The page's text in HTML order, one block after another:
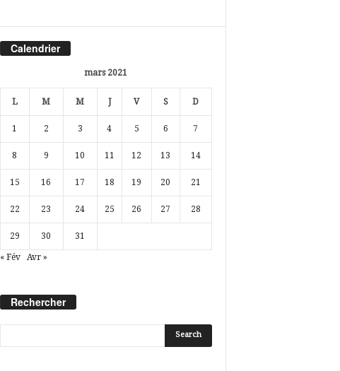
Calendrier
mars 2021
L M M J V S D
1 2 3 4 5 6 7
8 9 10 11 12 13 14
15 16 17 18 19 20 21
22 23 24 25 26 27 28
29 30 31
« Fév Avr »
Rechercher